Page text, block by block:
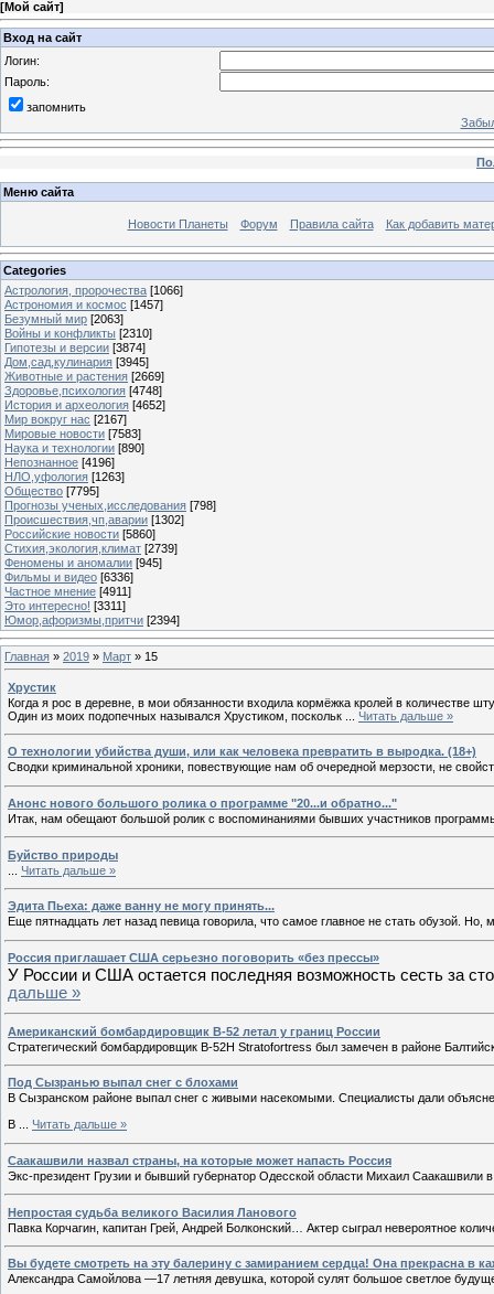
[Мой сайт]
Вход на сайт
Логин:
Пароль:
запомнить
Меню сайта
Новости Планеты Форум Правила сайта Как добавить
Categories
Астрология, пророчества [1066]
Астрономия и космос [1457]
Безумный мир [2063]
Войны и конфликты [2310]
Гипотезы и версии [3874]
Дом,сад,кулинария [3945]
Животные и растения [2669]
Здоровье,психология [4748]
История и археология [4652]
Мир вокруг нас [2167]
Мировые новости [7583]
Наука и технологии [890]
Непознанное [4196]
НЛО,уфология [1263]
Общество [7795]
Прогнозы ученых,исследования [798]
Происшествия,чп,аварии [1302]
Российские новости [5860]
Стихия,экология,климат [2739]
Феномены и аномалии [945]
Фильмы и видео [6336]
Частное мнение [4911]
Это интересно! [3311]
Юмор,афоризмы,притчи [2394]
Главная » 2019 » Март » 15
Хрустик
Когда я рос в деревне, в мои обязанности входила кормёжка кролей в количестве
Один из моих подопечных назывался Хрустиком, поскольк
Читать дальше »
О технологии убийства души, или как человека превратить в выродка. (18+)
Сводки криминальной хроники, повествующие нам об очередной мерзости, не
Анонс нового большого ролика о программе "20...и обратно..."
Итак, нам обещают большой ролик с воспоминаниями бывших участников
Буйство природы
Читать дальше »
Эдита Пьеха: даже ванну не могу принять...
Еще пятнадцать лет назад певица говорила, что самое главное не стать обузой.
Россия приглашает США серьезно поговорить «без прессы»
У России и США остается последняя возможность сесть за
дальше »
Американский бомбардировщик B-52 летал у границ России
Стратегический бомбардировщик B-52H Stratofortress был замечен в районе
Под Сызранью выпал снег с блохами
В Сызранском районе выпал снег с живыми насекомыми. Специалисты дали
В
Читать дальше »
Саакашвили назвал страны, на которые может напасть Россия
Экс-президент Грузии и бывший губернатор Одесской области Михаил Саакашвили
Непростая судьба великого Василия Ланового
Павка Корчагин, капитан Грей, Андрей Болконский… Актер сыграл невероятное
Вы будете смотреть на эту балерину с замиранием сердца! Она прекрасна в
Александра Самойлова —17 летняя девушка, которой сулят большое светлое